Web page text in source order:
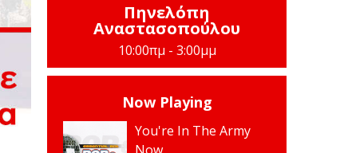
Πηνελόπη
Αναστασοπούλου
10:00πμ - 3:00μμ
Now Playing
You're In The Army
Now